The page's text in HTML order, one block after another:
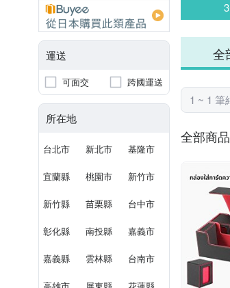
運送
可面交 跨國運送
所在地
台北市 新北市 基隆市
宜蘭縣 桃園市 新竹市
新竹縣 苗栗縣 台中市
彰化縣 南投縣 嘉義市
嘉義縣 雲林縣 台南市
全
1 ~ 1 筆
全部商品